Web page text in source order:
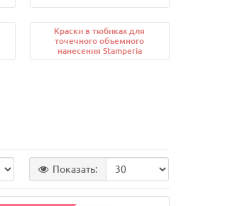
Краски в тюбиках для
точечного объемного
нанесения Stamperia
Показать: